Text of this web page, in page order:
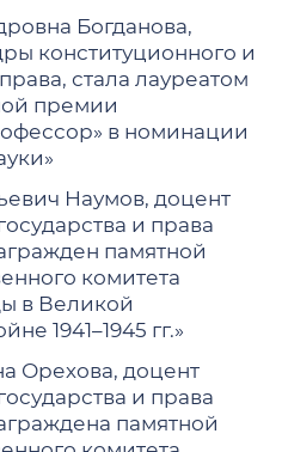
Богданова,
конституционного и
стала лауреатом
премии
в номинации
Наумов, доцент
и права
памятной
комитета
в Великой
1941–1945 гг.»
Орехова, доцент
и права
памятной